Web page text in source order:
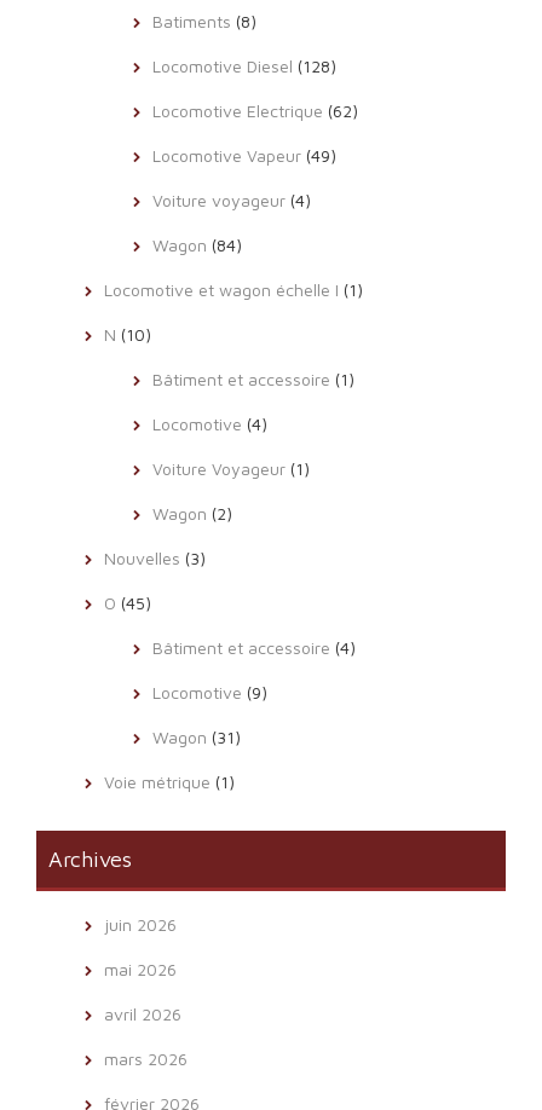
Batiments (8)
Locomotive Diesel (128)
Locomotive Electrique (62)
Locomotive Vapeur (49)
Voiture voyageur (4)
Wagon (84)
Locomotive et wagon échelle I (1)
N (10)
Bâtiment et accessoire (1)
Locomotive (4)
Voiture Voyageur (1)
Wagon (2)
Nouvelles (3)
O (45)
Bâtiment et accessoire (4)
Locomotive (9)
Wagon (31)
Voie métrique (1)
Archives
juin 2026
mai 2026
avril 2026
mars 2026
février 2026